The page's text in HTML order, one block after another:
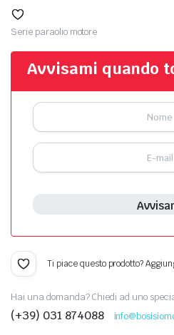
Serie paraolio motore
Avvisami quando
Ti piace questo prodotto?
Hai una domanda? Chiedi ad uno
(+39) 031 874088